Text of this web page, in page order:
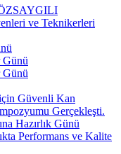
ve Teknikerleri
Güvenli Kan
Gerçekleşti.
Hazırlık Günü
Performans ve Kalite